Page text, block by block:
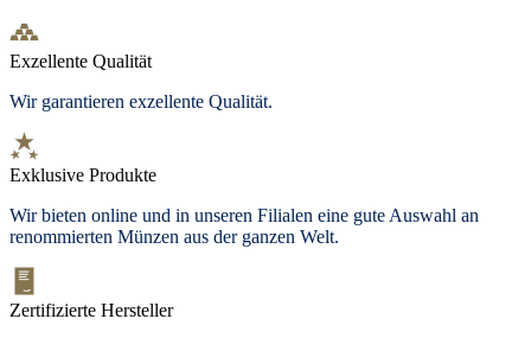
Exzellente Qualität
Wir garantieren exzellente Qualität.
Exklusive Produkte
Wir bieten online und in unseren Filialen eine gute Auswahl an
renommierten Münzen aus der ganzen Welt.
Zertifizierte Hersteller